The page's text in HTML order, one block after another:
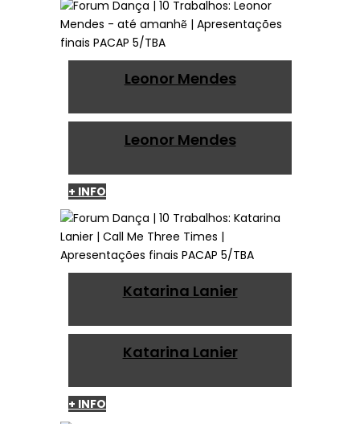
Leonor Mendes
Leonor Mendes
+ INFO
Katarina Lanier
Katarina Lanier
+ INFO